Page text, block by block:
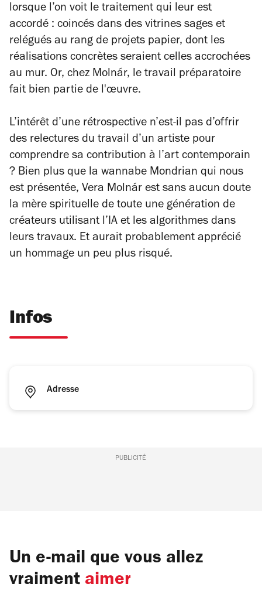
lorsque l’on voit le traitement qui leur est
accordé : coincés dans des vitrines sages et
relégués au rang de projets papier, dont les
réalisations concrètes seraient celles accrochées
au mur. Or, chez Molnár, le travail préparatoire
fait bien partie de l'œuvre.
L’intérêt d’une rétrospective n’est-il pas d’offrir
des relectures du travail d’un artiste pour
comprendre sa contribution à l’art contemporain
? Bien plus que la wannabe Mondrian qui nous
est présentée, Vera Molnár est sans aucun doute
la mère spirituelle de toute une génération de
créateurs utilisant l’IA et les algorithmes dans
leurs travaux. Et aurait probablement apprécié
un hommage un peu plus risqué.
Infos
Adresse
PUBLICITÉ
Un e-mail que vous allez
vraiment aimer